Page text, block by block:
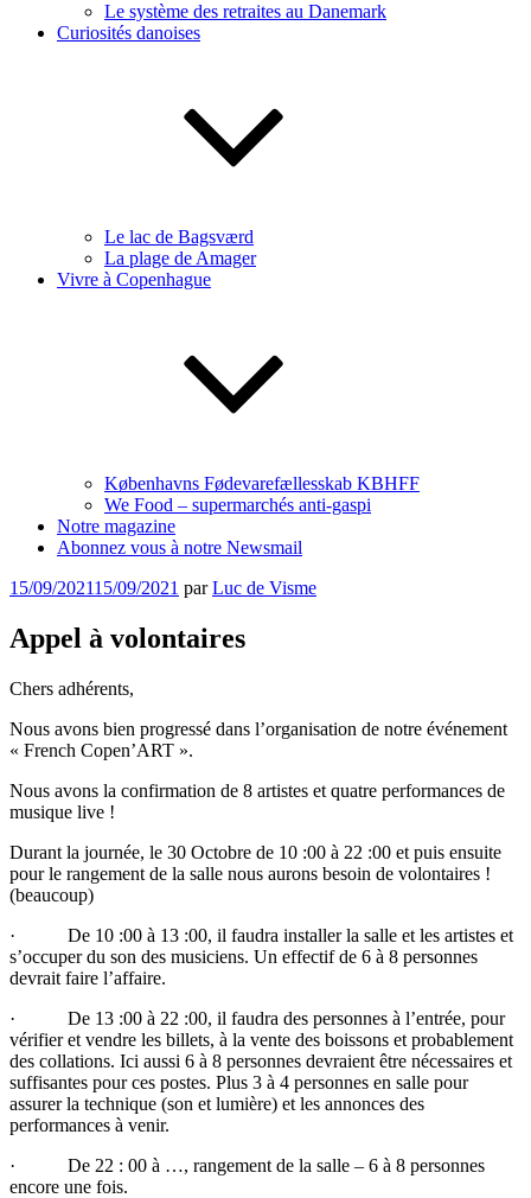
Le système des retraites au Danemark
Curiosités danoises
Le lac de Bagsværd
La plage de Amager
Vivre à Copenhague
Københavns Fødevarefællesskab KBHFF
We Food – supermarchés anti-gaspi
Notre magazine
Abonnez vous à notre Newsmail
Publié
15/09/202115/09/2021 parLuc de Visme
Appel à volontaires
Chers adhérents,
Nous avons bien progressé dans l’organisation de notre événement
« French Copen’ART ».
Nous avons la confirmation de 8 artistes et quatre performances de
musique live !
Durant la journée, le 30 Octobre de 10 :00 à 22 :00 et puis ensuite
pour le rangement de la salle nous aurons besoin de volontaires !
(beaucoup)
· De 10 :00 à 13 :00, il faudra installer la salle et les artistes et
s’occuper du son des musiciens. Un effectif de 6 à 8 personnes
devrait faire l’affaire.
· De 13 :00 à 22 :00, il faudra des personnes à l’entrée, pour
vérifier et vendre les billets, à la vente des boissons et probablement
des collations. Ici aussi 6 à 8 personnes devraient être nécessaires et
suffisantes pour ces postes. Plus 3 à 4 personnes en salle pour
assurer la technique (son et lumière) et les annonces des
performances à venir.
· De 22 : 00 à …, rangement de la salle – 6 à 8 personnes
encore une fois.